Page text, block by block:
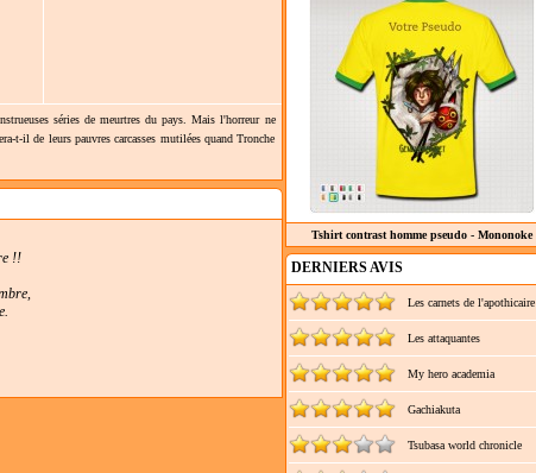
séries de meurtres du pays. Mais l'horreur ne
t-il de leurs pauvres carcasses mutilées quand Tronche
!!
Tshirt contrast homme pseudo - Mononoke
DERNIERS AVIS
Les carnets de l'apothicaire
Les attaquantes
My hero academia
Gachiakuta
Tsubasa world chronicle